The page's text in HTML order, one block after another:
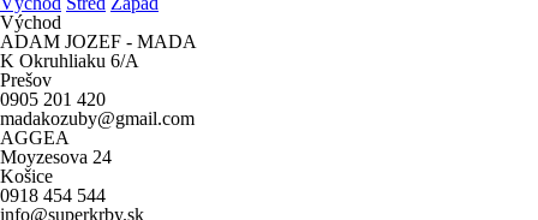
Východ
ADAM JOZEF - MADA
K Okruhliaku 6/A
Prešov
0905 201 420
madakozuby@gmail.com
AGGEA
Moyzesova 24
Košice
0918 454 544
info@superkrby.sk